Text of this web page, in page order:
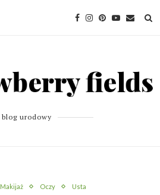
blog urodowy
Makijaż Oczy Usta